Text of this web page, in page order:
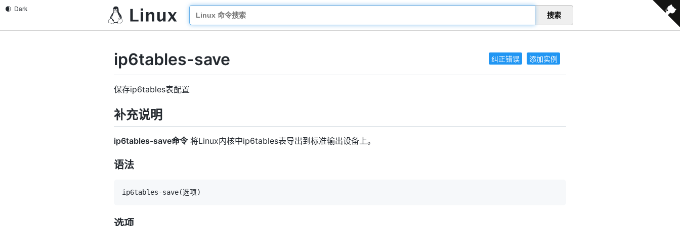
搜索
纠正错误 添加实例
ip6tables-save
保存ip6tables表配置
补充说明
ip6tables-save命令将Linux内核中ip6tables表导出到标准输出设备上。
语法
ip6tables-save(选项)
选项